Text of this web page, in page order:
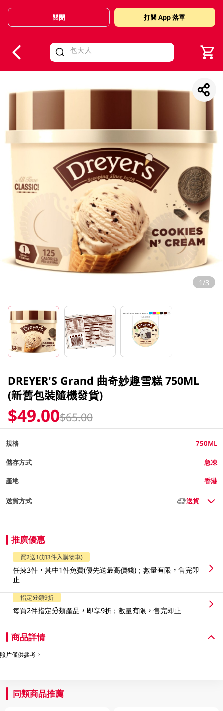
Valid Until 30 June 2026
關閉 打開 App 落單
1/3
DREYER'S Grand 曲奇妙趣雪糕 750ML
(新舊包裝隨機發貨)
$49.00$65.00
規格 750ML
儲存方式 急凍
產地 香港
送貨方式 送貨
推廣優惠
買2送1(加3件入購物車)
任揀3件，其中1件免費(優先送最高價錢)；數量有限，售完即
止
指定分類9折
每買2件指定分類產品，即享9折；數量有限，售完即止
商品詳情
照片僅供參考。
同類商品推薦